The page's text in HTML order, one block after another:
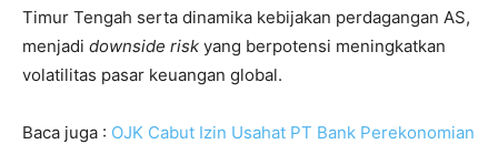
Timur Tengah serta dinamika kebijakan perdagangan AS,
menjadi downside risk yang berpotensi meningkatkan
volatilitas pasar keuangan global.
Baca juga : OJK Cabut Izin Usahat PT Bank Perekonomian